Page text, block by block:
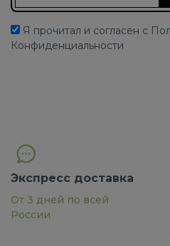
Я прочитал и согласен с
Конфиденциальности
Экспресс доставка
От 3 дней по всей
России